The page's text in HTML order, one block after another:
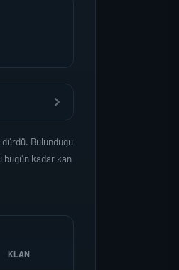
Bulundugu
bugün kadar kan
KLAN